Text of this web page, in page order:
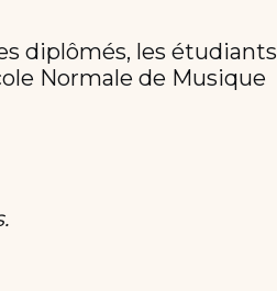
diplômés, les étudiants
Normale de Musique